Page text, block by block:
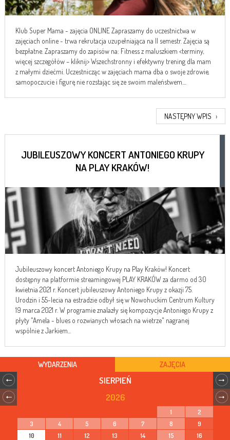
Klub Super Mama - zajęcia ONLINE Zapraszamy do uczestnictwa w
zajęciach online - trwa rekrutacja uzupełniająca na II semestr. Zajęcia są
bezpłatne. Zapraszamy do zapisów na: Fitness z maluszkiem <terminy,
więcej szczegółów – kliknij> Wszechstronny i efektywny trening dla mam
z małymi dziećmi. Uczestnicząc w zajęciach mama dba o swoje zdrowie,
samopoczucie i figurę nie rozstając się ze swoim maleństwem....
NASTĘPNY WPIS ›
JUBILEUSZOWY KONCERT ANTONIEGO KRUPY
NA PLAY KRAKÓW!
Jubileuszowy koncert Antoniego Krupy na Play Kraków! Koncert
dostępny na platformie streamingowej PLAY KRAKÓW za darmo od 30
kwietnia 2021 r. Koncert jubileuszowy Antoniego Krupy z okazji 75.
Urodzin i 55-lecia na estradzie odbył się w Nowohuckim Centrum Kultury
19 marca 2021 r. W programie znalazły się kompozycje Antoniego Krupy z
płyty "Amela - blues o rozwianych włosach na wietrze" nagranej
wspólnie z Jarkiem...
WYDARZENIA ZAJĘCIA
SIERPIEŃ
2026
1
2
3
4 5 6 7 8
9
10
11 12 13 14 15
16